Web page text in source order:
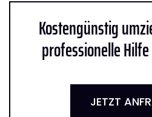
Kostengünstig
professionelle
JETZT